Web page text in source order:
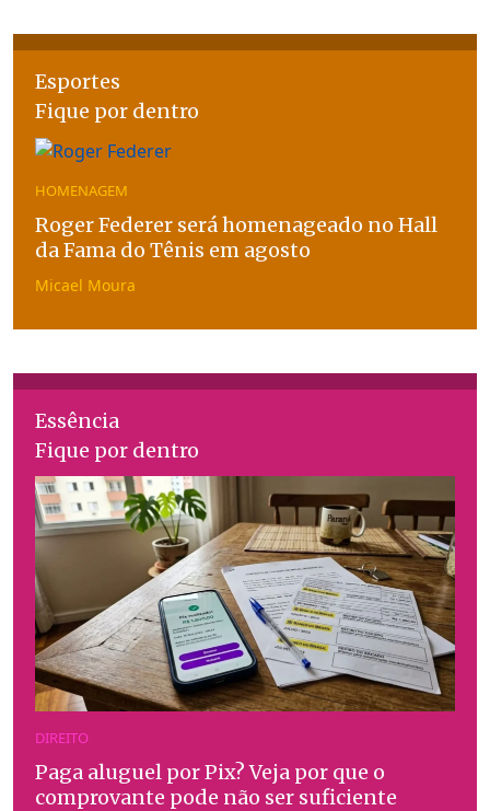
Esportes
Fique por dentro
HOMENAGEM
Roger Federer será homenageado no Hall
da Fama do Tênis em agosto
Micael Moura
Essência
Fique por dentro
DIREITO
Paga aluguel por Pix? Veja por que o
comprovante pode não ser suficiente